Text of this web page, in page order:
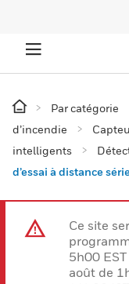
Par catégorie
d’incendie
intelligents
d’essai à distance
Ce site
5h00
août de